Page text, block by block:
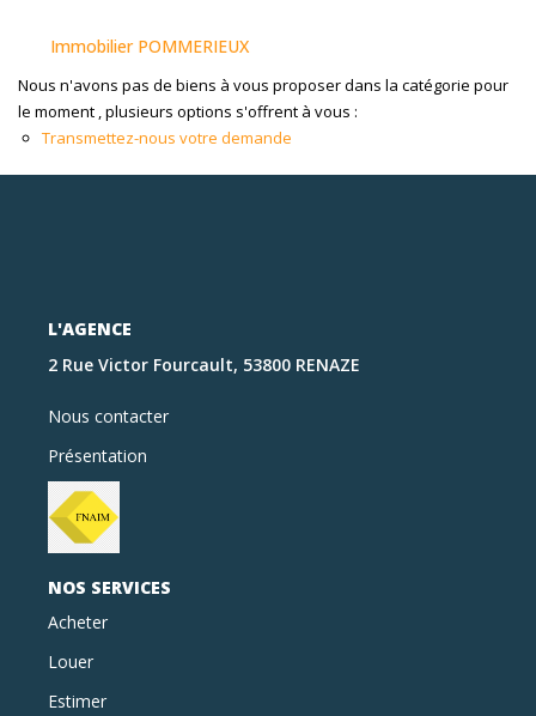
Immobilier POMMERIEUX
Nous n'avons pas de biens à vous proposer dans la catégorie pour
le moment , plusieurs options s'offrent à vous :
Transmettez-nous votre demande
L'AGENCE
2 Rue Victor Fourcault, 53800 RENAZE
Nous contacter
Présentation
NOS SERVICES
Acheter
Louer
Estimer